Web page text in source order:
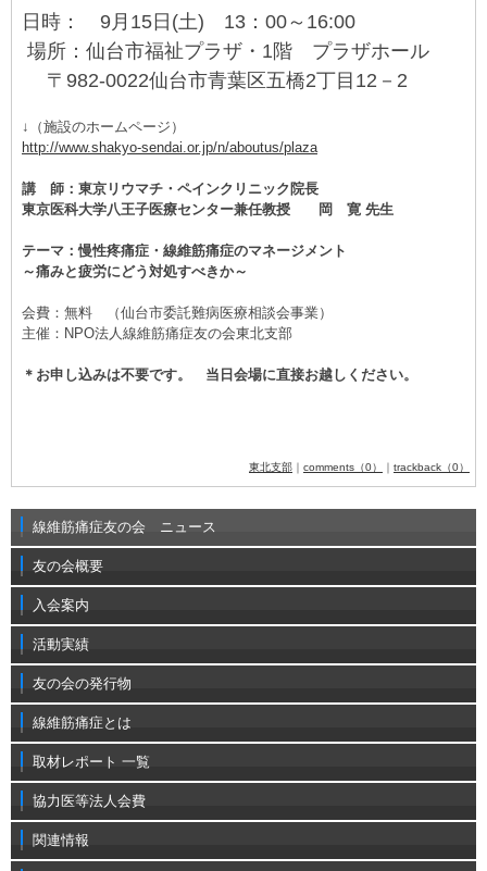
日時： 9月15日(土) 13：00～16:00
場所：仙台市福祉プラザ・1階 プラザホール
〒982-0022仙台市青葉区五橋2丁目12－2
↓（施設のホームページ）
http://www.shakyo-sendai.or.jp/n/aboutus/plaza
講 師： 東京リウマチ・ペインクリニック院長
東京医科大学八王子医療センター兼任教授 岡 寛 先生
テーマ：慢性疼痛症・線維筋痛症のマネージメント
～痛みと疲労にどう対処すべきか～
会費：無料 （仙台市委託難病医療相談会事業）
主催：NPO法人線維筋痛症友の会東北支部
＊お申し込みは不要です。 当日会場に直接お越しください。
東北支部 ｜ comments（0） ｜ trackback（0）
線維筋痛症友の会 ニュース
友の会概要
入会案内
活動実績
友の会の発行物
線維筋痛症とは
取材レポート 一覧
協力医等法人会費
関連情報